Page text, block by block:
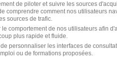
de piloter et suivre les sources
comprendre comment nos utilisateurs
sources de trafic.
le comportement de nos utilisateurs afin
plus rapide et fluide.
personnaliser les interfaces de
ou de formations proposées.